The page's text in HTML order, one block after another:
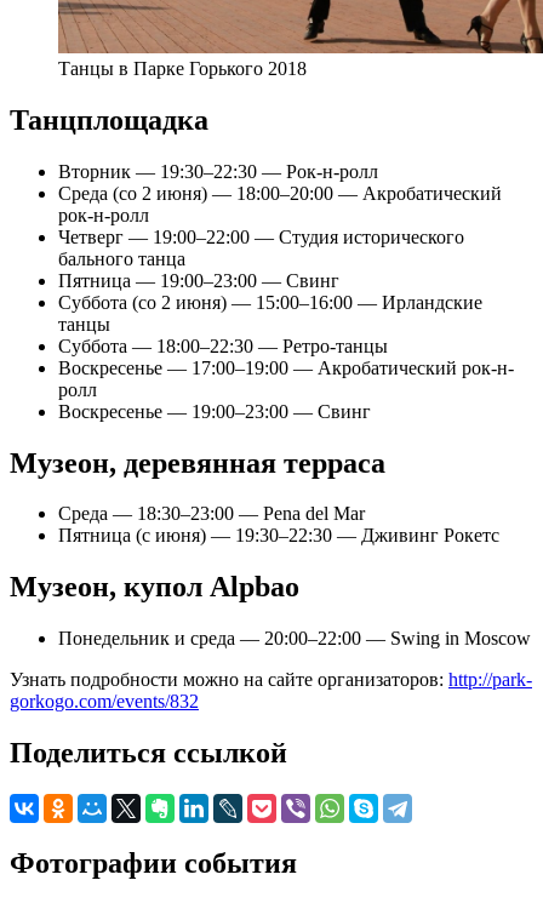
Танцы в Парке Горького 2018
Танцплощадка
Вторник — 19:30–22:30 — Рок-н-ролл
Среда (со 2 июня) — 18:00–20:00 — Акробатический
рок-н-ролл
Четверг — 19:00–22:00 — Студия исторического
бального танца
Пятница — 19:00–23:00 — Свинг
Суббота (со 2 июня) — 15:00–16:00 — Ирландские
танцы
Суббота — 18:00–22:30 — Ретро-танцы
Воскресенье — 17:00–19:00 — Акробатический рок-н-
ролл
Воскресенье — 19:00–23:00 — Свинг
Музеон, деревянная терраса
Среда — 18:30–23:00 — Pena del Mar
Пятница (c июня) — 19:30–22:30 — Дживинг Рокетс
Музеон, купол Alpbao
Понедельник и среда — 20:00–22:00 — Swing in Moscow
Узнать подробности можно на сайте организаторов: http://park-
gorkogo.com/events/832
Поделиться ссылкой
Фотографии события